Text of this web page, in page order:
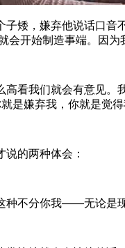
子矮，嫌弃他说话口
会开始制造事端。因为
高看我们就会有意见
是嫌弃我，你就是觉
说的两种体会：
种不分你我——无论是